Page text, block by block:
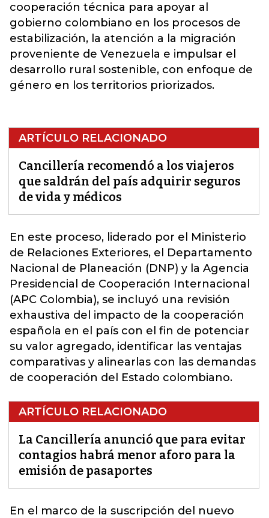
cooperación técnica para apoyar al
gobierno colombiano en los procesos de
estabilización, la atención a la migración
proveniente de Venezuela e impulsar el
desarrollo rural sostenible, con enfoque de
género en los territorios priorizados.
ARTÍCULO RELACIONADO
Cancillería recomendó a los viajeros
que saldrán del país adquirir seguros
de vida y médicos
En este proceso, liderado por el Ministerio
de Relaciones Exteriores, el Departamento
Nacional de Planeación (DNP) y la Agencia
Presidencial de Cooperación Internacional
(APC Colombia), se incluyó una revisión
exhaustiva del impacto de la cooperación
española en el país con el fin de potenciar
su valor agregado, identificar las ventajas
comparativas y alinearlas con las demandas
de cooperación del Estado colombiano.
ARTÍCULO RELACIONADO
La Cancillería anunció que para evitar
contagios habrá menor aforo para la
emisión de pasaportes
En el marco de la suscripción del nuevo